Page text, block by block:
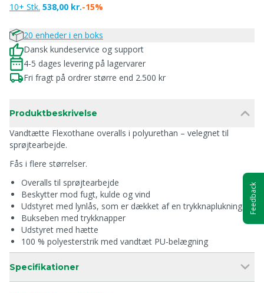
10+ Stk. 538,00 kr.-15%
20 enheder i en boks
Dansk kundeservice og support
4-5 dages levering på lagervarer
Fri fragt på ordrer større end 2.500 kr
Produktbeskrivelse
Vandtætte Flexothane overalls i polyurethan – velegnet til
sprøjtearbejde.
Fås i flere størrelser.
Overalls til sprøjtearbejde
Beskytter mod fugt, kulde og vind
Udstyret med lynlås, som er dækket af en trykknaplukning
Bukseben med trykknapper
Udstyret med hætte
100 % polyesterstrik med vandtæt PU-belægning
Specifikationer
Feedback